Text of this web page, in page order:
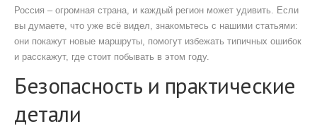
Россия – огромная страна, и каждый регион может удивить. Если
вы думаете, что уже всё видел, знакомьтесь с нашими статьями:
они покажут новые маршруты, помогут избежать типичных ошибок
и расскажут, где стоит побывать в этом году.
Безопасность и практические
детали